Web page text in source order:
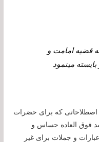
قضيه امامت و
می‏نمود
اصطلاحاتى كه براى حضرات
فوق العاده حساس و
و جملات براى غير